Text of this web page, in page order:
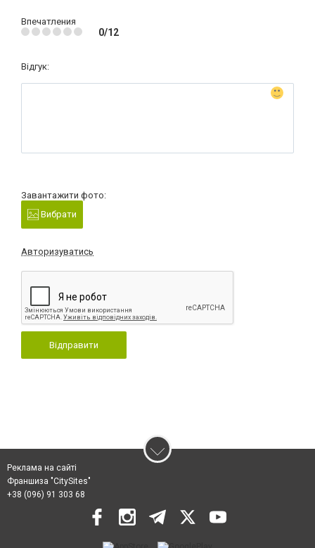
Впечатления
0/12
Відгук:
Завантажити фото:
Вибрати
Авторизуватись
Відправити
Реклама на сайті
Франшиза "CitySites"
+38 (096) 91 303 68